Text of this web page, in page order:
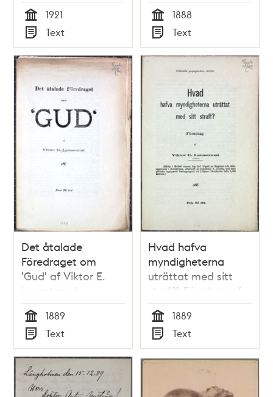
Humanitär
Barnalstring 1921
Tid
1921
Typ
Text
år 1888 -
Domstolsmål
Tid
1888
Typ
Text
Det åtalade
Föredraget om
'Gud' af Viktor E.
Lennstrand
Tid
1889
Typ
Text
Hvad hafva
myndigheterna
uträttat med sitt
straff? Föredrag af
Viktor E. Lennstrand
Tid
1889
Typ
Text